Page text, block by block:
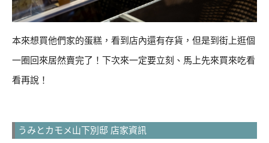
本來想買他們家的蛋糕，看到店內還有存貨，但是到街上逛個
一圈回來居然賣完了！下次來一定要立刻、馬上先來買來吃看
看再說！
うみとカモメ山下別邸 店家資訊